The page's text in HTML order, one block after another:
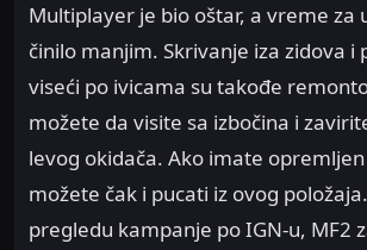
Multiplayer je bio oštar, a vreme za
činilo manjim. Skrivanje iza zidova i
viseći po ivicama su takođe
možete da visite sa izbočina i
levog okidača. Ako imate
možete čak i pucati iz ovog
pregledu kampanje po IGN-u, MF2